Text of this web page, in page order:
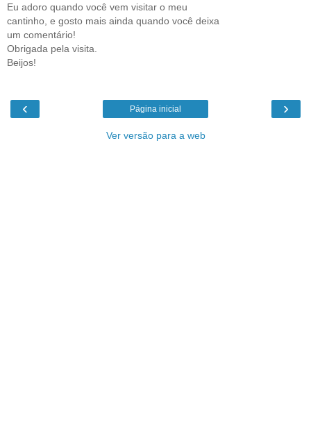
Eu adoro quando você vem visitar o meu
cantinho, e gosto mais ainda quando você deixa
um comentário!
Obrigada pela visita.
Beijos!
‹ ›
Página inicial
Ver versão para a web